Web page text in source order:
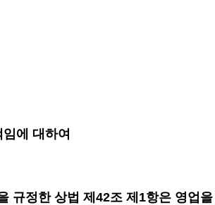
에 대하여
규정한 상법 제42조 제1항은 영업